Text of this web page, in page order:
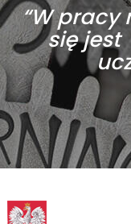
“W pracy
się jest